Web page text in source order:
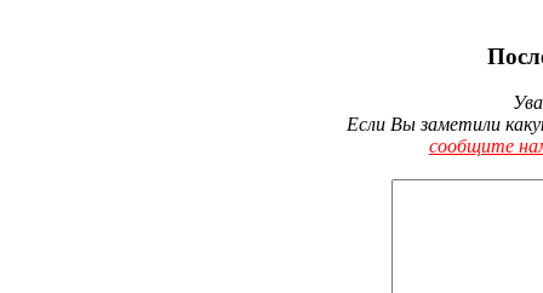
Если Вы заметили
сообщите